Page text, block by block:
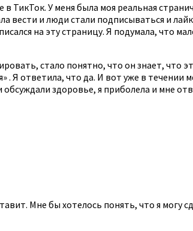
У меня была моя реальная
вести и люди стали подписываться и
на эту страницу. Я подумала, что
стало понятно, что он знает, что
. Я ответила, что да. И вот уже в
здоровье, я приболела и мне
Мне бы хотелось понять, что я могу